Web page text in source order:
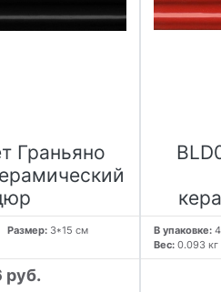
Граньяно
Размер: 3*15 см
руб.
В упаковке:
Вес: 0.093 кг